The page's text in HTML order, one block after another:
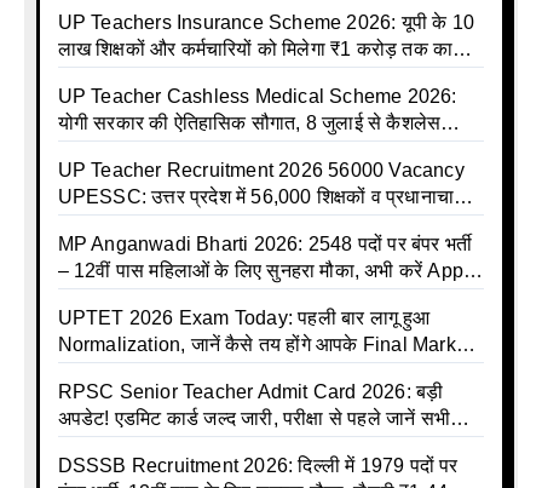
UP Teachers Insurance Scheme 2026: यूपी के 10
लाख शिक्षकों और कर्मचारियों को मिलेगा ₹1 करोड़ तक का
UP Teacher Cashless Medical Scheme 2026:
योगी सरकार की ऐतिहासिक सौगात, 8 जुलाई से कैशलेस
UP Teacher Recruitment 2026 56000 Vacancy
UPESSC: उत्तर प्रदेश में 56,000 शिक्षकों व प्रधानाचार्यों
MP Anganwadi Bharti 2026: 2548 पदों पर बंपर भर्ती
– 12वीं पास महिलाओं के लिए सुनहरा मौका, अभी करें Apply
UPTET 2026 Exam Today: पहली बार लागू हुआ
Normalization, जानें कैसे तय होंगे आपके Final Marks
RPSC Senior Teacher Admit Card 2026: बड़ी
अपडेट! एडमिट कार्ड जल्द जारी, परीक्षा से पहले जानें सभी
DSSSB Recruitment 2026: दिल्ली में 1979 पदों पर